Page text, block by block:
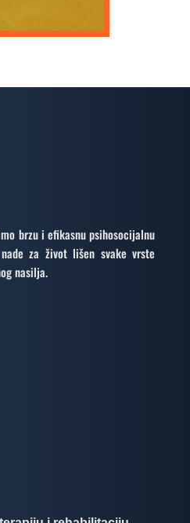
brzu i efikasnu psihosocijalnu
za život lišen svake vrste
nasilja.